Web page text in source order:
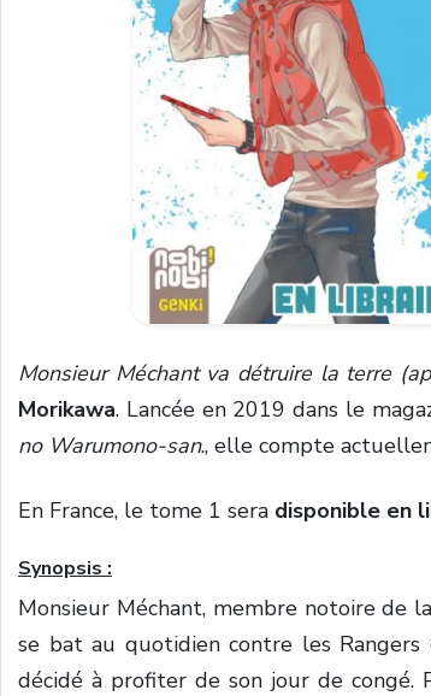
Monsieur Méchant va détruire la terre
Morikawa. Lancée en 2019 dans le
no Warumono-san., elle compte
En France, le tome 1 sera disponible en
Synopsis :
Monsieur Méchant, membre notoire de
se bat au quotidien contre les
décidé à profiter de son jour de congé.